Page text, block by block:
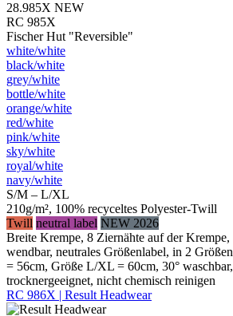
28.985X NEW
RC 985X
Fischer Hut "Reversible"
white/​white
black/​white
grey/​white
bottle/​white
orange/​white
red/​white
pink/​white
sky/​white
royal/​white
navy/​white
S/M – L/XL
210g/m², 100% recyceltes Polyester-Twill
Twill neutral label NEW 2026
Breite Krempe, 8 Ziernähte auf der Krempe,
wendbar, neutrales Größenlabel, in 2
= 56cm, Größe L/XL = 60cm, 30°
trocknergeeignet, nicht chemisch reinigen
RC 986X | Result Headwear